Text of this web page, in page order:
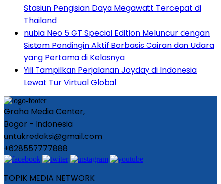
Stasiun Pengisian Daya Megawatt Tercepat di
Thailand
nubia Neo 5 GT Special Edition Meluncur dengan
Sistem Pendingin Aktif Berbasis Cairan dan Udara
yang Pertama di Kelasnya
Yili Tampilkan Perjalanan Joyday di Indonesia
Lewat Tur Virtual Global
Graha Media Center,
Bogor - Indonesia
untukredaksi@gmail.com
+628557777888
TOPIK MEDIA NETWORK